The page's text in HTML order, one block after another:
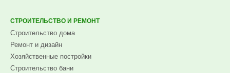
СТРОИТЕЛЬСТВО И РЕМОНТ
Строительство дома
Ремонт и дизайн
Хозяйственные постройки
Строительство бани